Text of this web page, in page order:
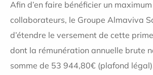
Afin d’en faire bénéficier un
collaborateurs, le Groupe Almaviva
d’étendre le versement de cette
dont la rémunération annuelle brute
somme de 53 944,80€ (plafond